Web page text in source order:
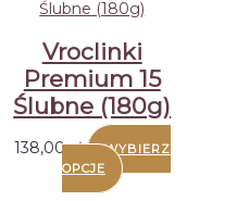
Vroclinki
Premium 15
Ślubne (180g)
138,00zł
WYBIERZ
OPCJE